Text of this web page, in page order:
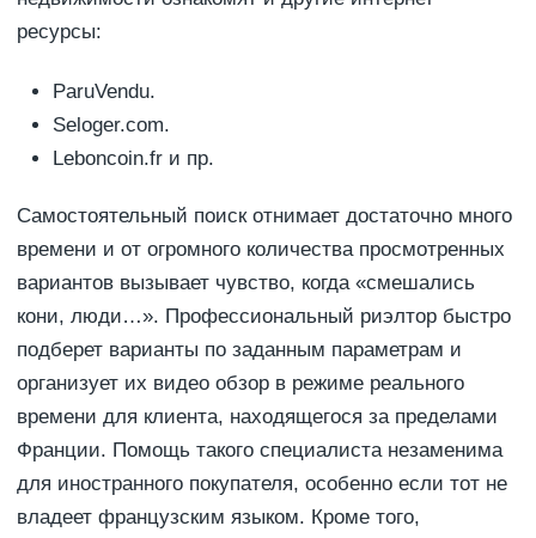
ресурсы:
ParuVendu.
Seloger.com.
Leboncoin.fr и пр.
Самостоятельный поиск отнимает достаточно много
времени и от огромного количества просмотренных
вариантов вызывает чувство, когда «смешались
кони, люди…». Профессиональный риэлтор быстро
подберет варианты по заданным параметрам и
организует их видео обзор в режиме реального
времени для клиента, находящегося за пределами
Франции. Помощь такого специалиста незаменима
для иностранного покупателя, особенно если тот не
владеет французским языком. Кроме того,